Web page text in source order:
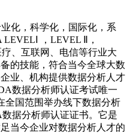
化，科学化，国际化，系
，LEVEL Ⅱ，
、互联网、电信等行业大
的技能，符合当今全球大数
业、机构提供数据分析人才
数据分析师认证考试唯一
全国范围举办线下数据分析
据分析师认证证书。它是
当今企业对数据分析人才的